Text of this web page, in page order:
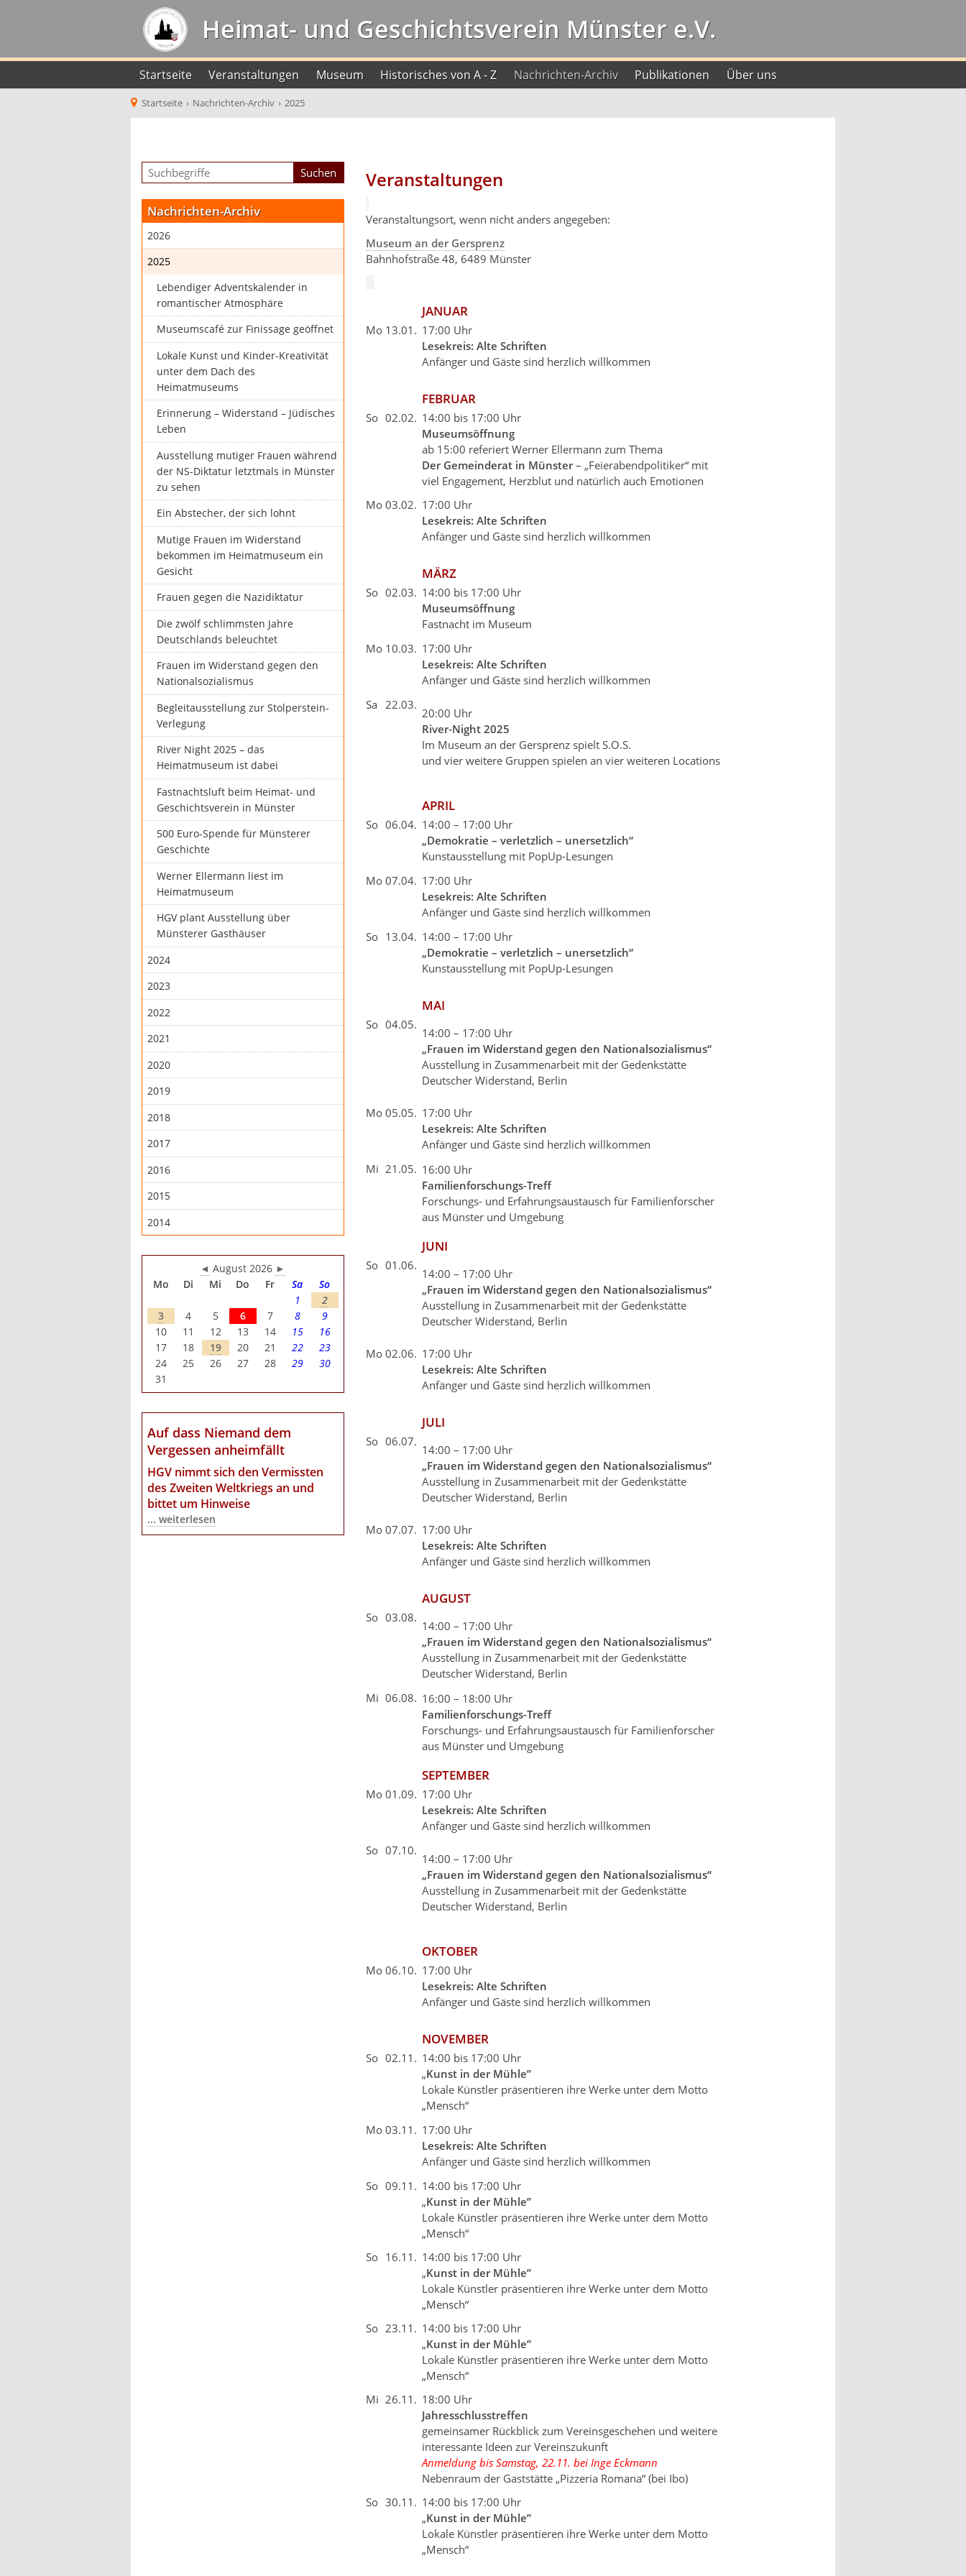
Heimat- und Geschichtsverein Münster e.V.
Startseite Veranstaltungen Museum Historisches von A - Z Nachrichten-Archiv Publikationen Über uns
Startseite › Nachrichten-Archiv › 2025
Nachrichten-Archiv
2026
2025
Lebendiger Adventskalender in
romantischer Atmosphäre
Museumscafé zur Finissage geöffnet
Lokale Kunst und Kinder-Kreativität
unter dem Dach des
Heimatmuseums
Erinnerung – Widerstand – Jüdisches
Leben
Ausstellung mutiger Frauen während
der NS-Diktatur letztmals in Münster
zu sehen
Ein Abstecher, der sich lohnt
Mutige Frauen im Widerstand
bekommen im Heimatmuseum ein
Gesicht
Frauen gegen die Nazidiktatur
Die zwölf schlimmsten Jahre
Deutschlands beleuchtet
Frauen im Widerstand gegen den
Nationalsozialismus
Begleitausstellung zur Stolperstein-
Verlegung
River Night 2025 – das
Heimatmuseum ist dabei
Fastnachtsluft beim Heimat- und
Geschichtsverein in Münster
500 Euro-Spende für Münsterer
Geschichte
Werner Ellermann liest im
Heimatmuseum
HGV plant Ausstellung über
Münsterer Gasthäuser
2024
2023
2022
2021
2020
2019
2018
2017
2016
2015
2014
◄ August 2026 ►
Mo
Di Mi Do Fr Sa
So
1
2
3
4 5 6 7 8
9
10
11 12 13 14 15
16
17
18 19 20 21 22
23
24
25 26 27 28 29
30
31
Auf dass Niemand dem
Vergessen anheimfällt
HGV nimmt sich den Vermissten
des Zweiten Weltkriegs an und
bittet um Hinweise
... weiterlesen
Veranstaltungen
Veranstaltungsort, wenn nicht anders angegeben:
Museum an der Gersprenz
Bahnhofstraße 48, 6489 Münster
JANUAR
Mo 13.01. 17:00 Uhr
Lesekreis: Alte Schriften
Anfänger und Gäste sind herzlich willkommen
FEBRUAR
So 02.02. 14:00 bis 17:00 Uhr
Museumsöffnung
ab 15:00 referiert Werner Ellermann zum Thema
Der Gemeinderat in Münster– „Feierabendpolitiker“ mit
viel Engagement, Herzblut und natürlich auch Emotionen
Mo 03.02. 17:00 Uhr
Lesekreis: Alte Schriften
Anfänger und Gäste sind herzlich willkommen
MÄRZ
So 02.03. 14:00 bis 17:00 Uhr
Museumsöffnung
Fastnacht im Museum
Mo 10.03. 17:00 Uhr
Lesekreis: Alte Schriften
Anfänger und Gäste sind herzlich willkommen
Sa 22.03.
20:00 Uhr
River-Night 2025
Im Museum an der Gersprenz spielt S.O.S.
und vier weitere Gruppen spielen an vier weiteren Locations
APRIL
So 06.04. 14:00 – 17:00 Uhr
„Demokratie – verletzlich – unersetzlich“
Kunstausstellung mit PopUp-Lesungen
Mo 07.04. 17:00 Uhr
Lesekreis: Alte Schriften
Anfänger und Gäste sind herzlich willkommen
So 13.04. 14:00 – 17:00 Uhr
„Demokratie – verletzlich – unersetzlich“
Kunstausstellung mit PopUp-Lesungen
MAI
So 04.05.
14:00 – 17:00 Uhr
„Frauen im Widerstand gegen den Nationalsozialismus“
Ausstellung in Zusammenarbeit mit der Gedenkstätte
Deutscher Widerstand, Berlin
Mo 05.05. 17:00 Uhr
Lesekreis: Alte Schriften
Anfänger und Gäste sind herzlich willkommen
Mi 21.05. 16:00 Uhr
Familienforschungs-Treff
Forschungs- und Erfahrungsaustausch für Familienforscher
aus Münster und Umgebung
JUNI
So 01.06.
14:00 – 17:00 Uhr
„Frauen im Widerstand gegen den Nationalsozialismus“
Ausstellung in Zusammenarbeit mit der Gedenkstätte
Deutscher Widerstand, Berlin
Mo 02.06. 17:00 Uhr
Lesekreis: Alte Schriften
Anfänger und Gäste sind herzlich willkommen
JULI
So 06.07.
14:00 – 17:00 Uhr
„Frauen im Widerstand gegen den Nationalsozialismus“
Ausstellung in Zusammenarbeit mit der Gedenkstätte
Deutscher Widerstand, Berlin
Mo 07.07. 17:00 Uhr
Lesekreis: Alte Schriften
Anfänger und Gäste sind herzlich willkommen
AUGUST
So 03.08.
14:00 – 17:00 Uhr
„Frauen im Widerstand gegen den Nationalsozialismus“
Ausstellung in Zusammenarbeit mit der Gedenkstätte
Deutscher Widerstand, Berlin
Mi 06.08. 16:00 – 18:00 Uhr
Familienforschungs-Treff
Forschungs- und Erfahrungsaustausch für Familienforscher
aus Münster und Umgebung
SEPTEMBER
Mo 01.09. 17:00 Uhr
Lesekreis: Alte Schriften
Anfänger und Gäste sind herzlich willkommen
So 07.10.
14:00 – 17:00 Uhr
„Frauen im Widerstand gegen den Nationalsozialismus“
Ausstellung in Zusammenarbeit mit der Gedenkstätte
Deutscher Widerstand, Berlin
OKTOBER
Mo 06.10. 17:00 Uhr
Lesekreis: Alte Schriften
Anfänger und Gäste sind herzlich willkommen
NOVEMBER
So 02.11. 14:00 bis 17:00 Uhr
„Kunst in der Mühle”
Lokale Künstler präsentieren ihre Werke unter dem Motto
„Mensch“
Mo 03.11. 17:00 Uhr
Lesekreis: Alte Schriften
Anfänger und Gäste sind herzlich willkommen
So 09.11. 14:00 bis 17:00 Uhr
„Kunst in der Mühle”
Lokale Künstler präsentieren ihre Werke unter dem Motto
„Mensch“
So 16.11. 14:00 bis 17:00 Uhr
„Kunst in der Mühle”
Lokale Künstler präsentieren ihre Werke unter dem Motto
„Mensch“
So 23.11. 14:00 bis 17:00 Uhr
„Kunst in der Mühle”
Lokale Künstler präsentieren ihre Werke unter dem Motto
„Mensch“
Mi 26.11. 18:00 Uhr
Jahresschlusstreffen
gemeinsamer Rückblick zum Vereinsgeschehen und weitere
interessante Ideen zur Vereinszukunft
Anmeldung bis Samstag, 22.11. bei Inge Eckmann
Nebenraum der Gaststätte „Pizzeria Romana“ (bei Ibo)
So 30.11. 14:00 bis 17:00 Uhr
„Kunst in der Mühle”
Lokale Künstler präsentieren ihre Werke unter dem Motto
„Mensch“